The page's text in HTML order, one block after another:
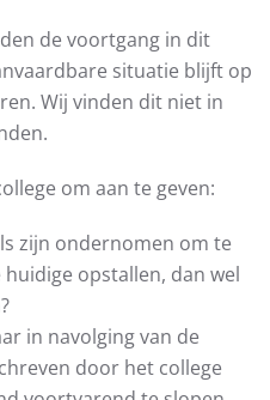
de voortgang in dit
situatie blijft op
Wij vinden dit niet in
om aan te geven:
zijn ondernomen om te
opstallen, dan wel
in navolging van de
door het college